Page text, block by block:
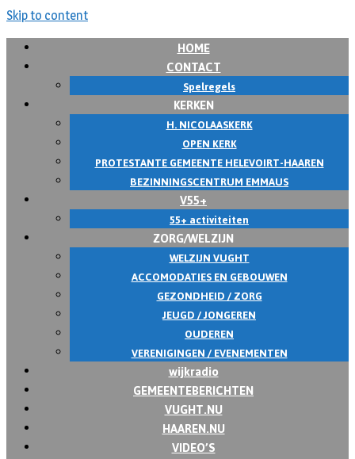
Skip to content
HOME
CONTACT
Spelregels
KERKEN
H. NICOLAASKERK
OPEN KERK
PROTESTANTE GEMEENTE HELEVOIRT-HAAREN
BEZINNINGSCENTRUM EMMAUS
V55+
55+ activiteiten
ZORG/WELZIJN
WELZIJN VUGHT
ACCOMODATIES EN GEBOUWEN
GEZONDHEID / ZORG
JEUGD / JONGEREN
OUDEREN
VERENIGINGEN / EVENEMENTEN
wijkradio
GEMEENTEBERICHTEN
VUGHT.NU
HAAREN.NU
VIDEO’S